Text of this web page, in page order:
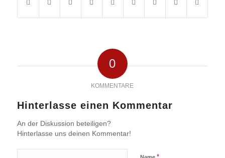
0
KOMMENTARE
Hinterlasse einen Kommentar
An der Diskussion beteiligen?
Hinterlasse uns deinen Kommentar!